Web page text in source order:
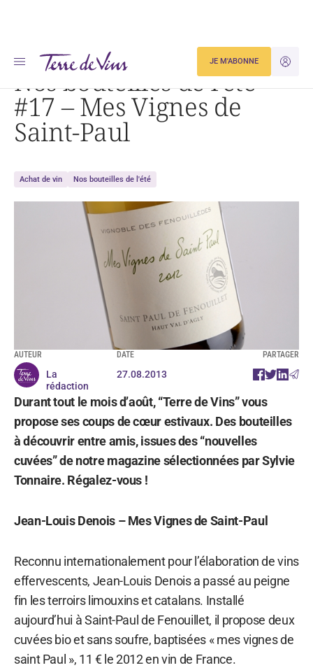
JE
JE M'ABONNE
Accueil Nos bouteilles de l’été #17 – Mes Vignes de Saint-Paul
Nos bouteilles de l’été
#17 – Mes Vignes de
Saint-Paul
Achat de vin Nos bouteilles de l'été
AUTEUR
La
rédaction
DATE
27.08.2013
PARTAGER
Durant tout le mois d’août, “Terre de Vins” vous
propose ses coups de cœur estivaux. Des bouteilles
à découvrir entre amis, issues des “nouvelles
cuvées” de notre magazine sélectionnées par Sylvie
Tonnaire. Régalez-vous !
Jean-Louis Denois – Mes Vignes de Saint-Paul
Reconnu internationalement pour l’élaboration de vins
effervescents, Jean-Louis Denois a passé au peigne
fin les terroirs limouxins et catalans. Installé
aujourd’hui à Saint-Paul de Fenouillet, il propose deux
cuvées bio et sans soufre, baptisées « mes vignes de
saint Paul », 11 € le 2012 en vin de France.